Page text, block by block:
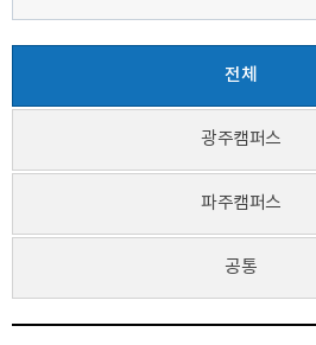
전체
광주캠퍼스
파주캠퍼스
공통